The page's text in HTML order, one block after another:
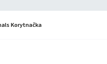
Korytnačka